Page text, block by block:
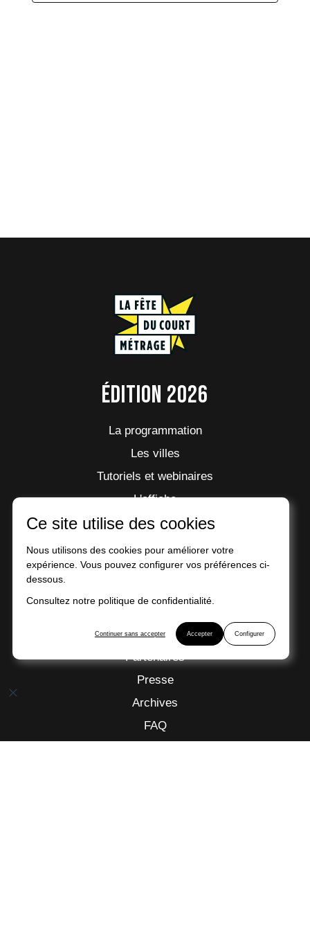
Ce site utilise des cookies
Nous utilisons des cookies pour améliorer votre
expérience. Vous pouvez configurer vos préférences ci-
dessous.
Consultez notre politique de confidentialité.
Continuer sans accepter Accepter Configurer
Édition 2026
La programmation
Les villes
Tutoriels et webinaires
L'affiche
La fête
Actualités
Partenaires
Presse
Archives
FAQ